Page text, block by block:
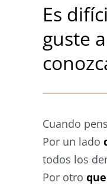
Es
guste
Cuando
Por un lado
todos los
Por otro